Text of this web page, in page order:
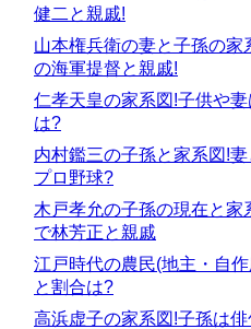
健二と親戚!
山本権兵衛の妻と子孫の家
の海軍提督と親戚!
仁孝天皇の家系図!子供や
は?
内村鑑三の子孫と家系図!
プロ野球?
木戸孝允の子孫の現在と
で林芳正と親戚
江戸時代の農民(地主・自
と割合は?
高浜虚子の家系図!子孫は